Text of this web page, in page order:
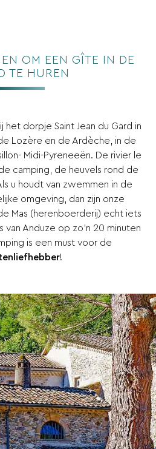
OM EEN GÎTE IN DE
TE HUREN
het dorpje Saint Jean du Gard in
Lozère en de Ardèche, in de
Midi-Pyreneeën. De rivier le
camping, de heuvels rond de
u houdt van zwemmen in de
omgeving, dan zijn onze
Mas (herenboerderij) echt iets
Anduze op zo’n 20 minuten
is een must voor de
!